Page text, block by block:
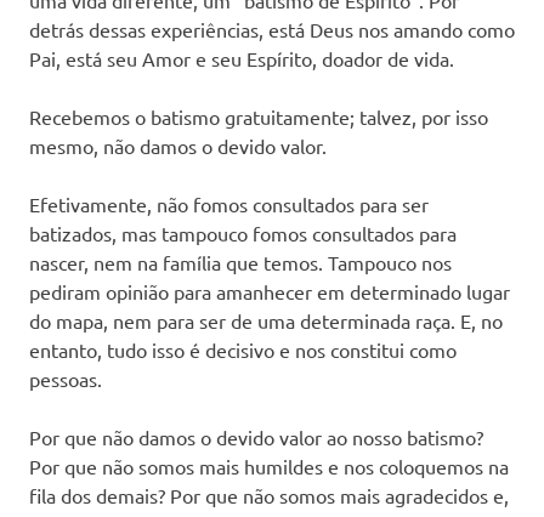
detrás dessas experiências, está Deus nos amando como
Pai, está seu Amor e seu Espírito, doador de vida.
Recebemos o batismo gratuitamente; talvez, por isso
mesmo, não damos o devido valor.
Efetivamente, não fomos consultados para ser
batizados, mas tampouco fomos consultados para
nascer, nem na família que temos. Tampouco nos
pediram opinião para amanhecer em determinado lugar
do mapa, nem para ser de uma determinada raça. E, no
entanto, tudo isso é decisivo e nos constitui como
pessoas.
Por que não damos o devido valor ao nosso batismo?
Por que não somos mais humildes e nos coloquemos na
fila dos demais? Por que não somos mais agradecidos e,